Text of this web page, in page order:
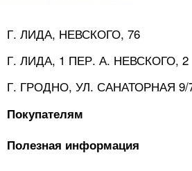
Г. ЛИДА, НЕВСКОГО, 76
Г. ЛИДА, 1 ПЕР. А. НЕВСКОГО, 2
Г. ГРОДНО, УЛ. САНАТОРНАЯ 9/
Покупателям
Полезная информация